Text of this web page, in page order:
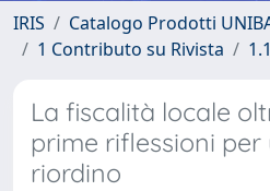
IRIS
Catalogo Prodotti
1 Contributo su Rivista
La fiscalità locale
prime riflessioni per
riordino